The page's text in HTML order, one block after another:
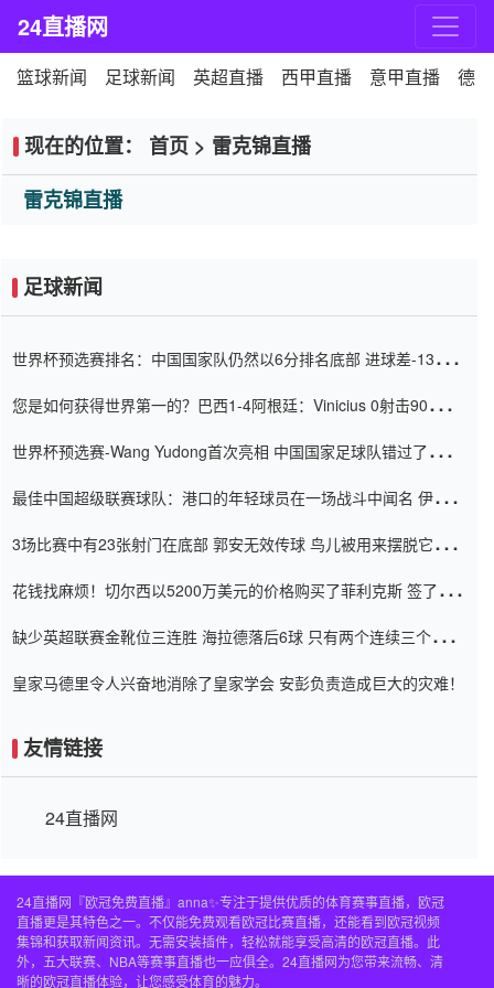
24直播网
篮球新闻 足球新闻 英超直播 西甲直播 意甲直播 德
现在的位置： 首页 > 雷克锦直播
雷克锦直播
足球新闻
世界杯预选赛排名：中国国家队仍然以6分排名底部 进球差-13令人
您是如何获得世界第一的？巴西1-4阿根廷：Vinicius 0射击90分钟
世界杯预选赛-Wang Yudong首次亮相 中国国家足球队错过了世界
最佳中国超级联赛球队：港口的年轻球员在一场战斗中闻名 伊万放
3场比赛中有23张射门在底部 郭安无效传球 鸟儿被用来摆脱它
花钱找麻烦！切尔西以5200万美元的价格购买了菲利克斯 签了7年
缺少英超联赛金靴位三连胜 海拉德落后6球 只有两个连续三个连续
皇家马德里令人兴奋地消除了皇家学会 安彭负责造成巨大的灾难！
友情链接
24直播网
24直播网『欧冠免费直播』anna✨专注于提供优质的体育赛事直播，欧冠
直播更是其特色之一。不仅能免费观看欧冠比赛直播，还能看到欧冠视频
集锦和获取新闻资讯。无需安装插件，轻松就能享受高清的欧冠直播。此
外，五大联赛、NBA等赛事直播也一应俱全。24直播网为您带来流畅、清
晰的欧冠直播体验，让您感受体育的魅力。